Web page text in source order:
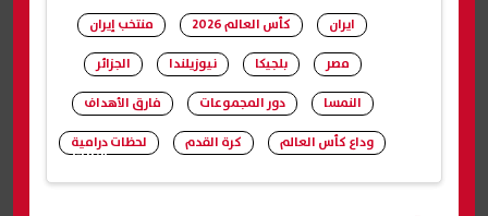
شارك
ايران كأس العالم 2026
منتخب إيران
مصر
بلجيكا نيوزيلندا
الجزائر
النمسا
دور المجموعات
فارق الأهداف
وداع كأس العالم
كرة القدم لحظات درامية